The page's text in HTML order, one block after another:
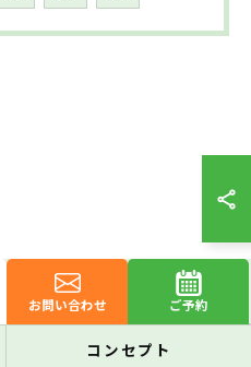
お問い合わせ ご予約
コンセプト